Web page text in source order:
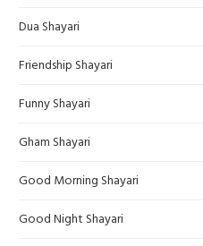
Dua Shayari
Friendship Shayari
Funny Shayari
Gham Shayari
Good Morning Shayari
Good Night Shayari